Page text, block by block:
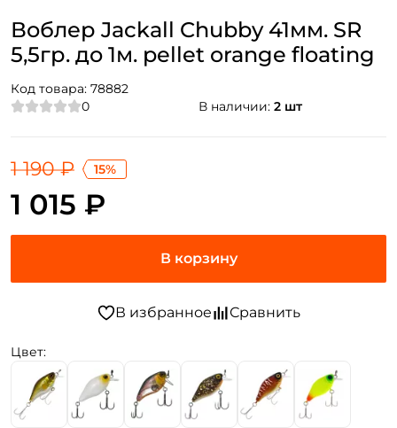
Воблер Jackall Chubby 41мм. SR
5,5гр. до 1м. pellet orange floating
Код товара: 78882
0
В наличии: 2 шт
Цвет:
1 015 ₽
1 190 ₽ 15%